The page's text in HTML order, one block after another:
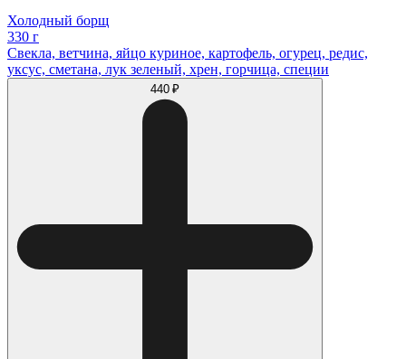
Холодный борщ
330 г
Свекла, ветчина, яйцо куриное, картофель, огурец, редис,
уксус, сметана, лук зеленый, хрен, горчица, специи
440 ₽